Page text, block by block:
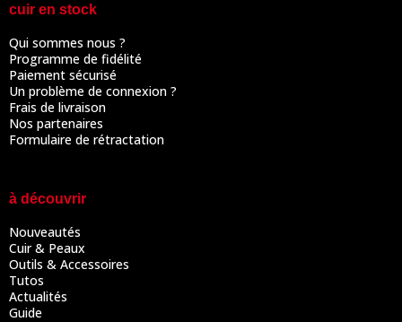
cuir en stock
Qui sommes nous ?
Programme de fidélité
Paiement sécurisé
Un problème de connexion ?
Frais de livraison
Nos partenaires
Formulaire de rétractation
à découvrir
Nouveautés
Cuir & Peaux
Outils & Accessoires
Tutos
Actualités
Guide